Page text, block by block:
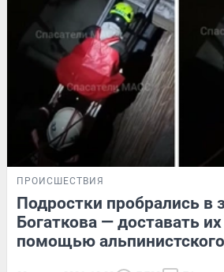
ПРОИСШЕСТВИЯ
Подростки пробрались в
Богаткова — доставать
помощью